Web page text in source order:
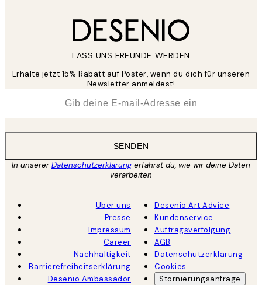
LASS UNS FREUNDE WERDEN
Erhalte jetzt 15% Rabatt auf Poster, wenn du dich für unseren
Newsletter anmeldest!
SENDEN
In unsererDatenschutzerklärungerfährst du, wie wir deine Daten
verarbeiten
Über uns
Presse
Impressum
Career
Nachhaltigkeit
Barrierefreiheitserklärung
Desenio Ambassador
Desenio Art Advice
Kundenservice
Auftragsverfolgung
AGB
Datenschutzerklärung
Cookies
Stornierungsanfrage